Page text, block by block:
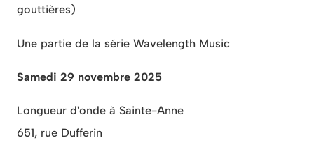
gouttières)
Une partie de la série Wavelength Music
Samedi 29 novembre 2025
Longueur d'onde à Sainte-Anne
651, rue Dufferin